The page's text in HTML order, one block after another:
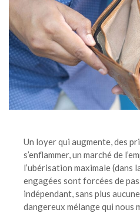
Un loyer qui augmente, des
s’enflammer, un marché de
l’ubérisation maximale (dans
engagées sont forcées de
indépendant, sans plus
dangereux mélange qui nous